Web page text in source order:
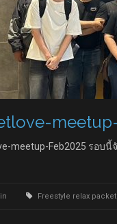
meetup-Feb2025 รอบ
Freestyle relax